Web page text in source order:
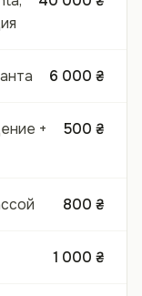
6 000 ₴
+
500 ₴
800 ₴
1 000 ₴